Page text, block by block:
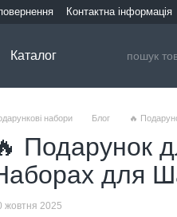
Контактна інформація
Каталог
набори Блог 🔥
Подарунок
для
жовтня 2025